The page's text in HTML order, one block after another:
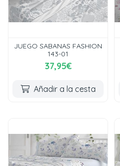
JUEGO SABANAS FASHION
143-01
37,95€
Añadir a la cesta